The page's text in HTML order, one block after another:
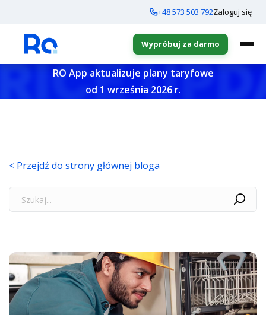
+48 573 503 792Zaloguj się
Wypróbuj za darmo
RO App aktualizuje plany taryfowe
od 1 września 2026 r.
< Przejdź do strony głównej bloga